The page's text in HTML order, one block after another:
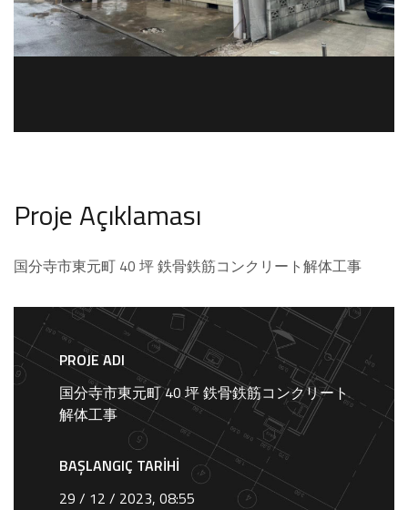
Proje Açıklaması
国分寺市東元町 40 坪 ⁠鉄骨鉄筋コンクリート解体工事
PROJE ADI
国分寺市東元町 40 坪 ⁠鉄骨鉄筋コンクリート
解体工事
BAŞLANGIÇ TARIHI
29 / 12 / 2023, 08:55